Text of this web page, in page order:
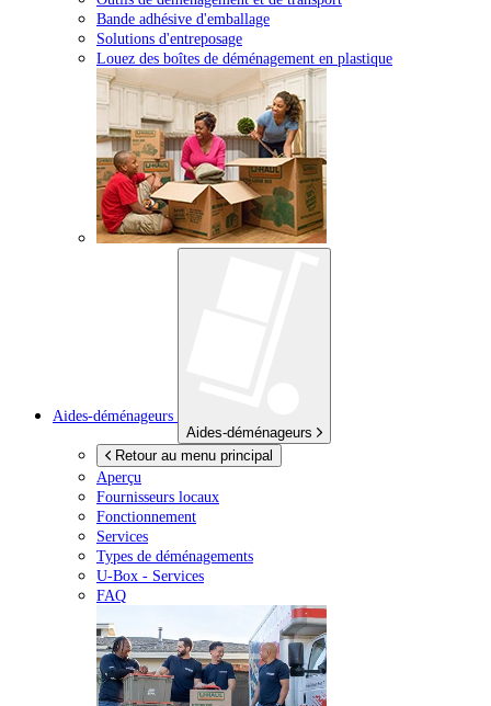
Bande adhésive d'emballage
Solutions d'entreposage
Louez des boîtes de déménagement en plastique
Aides-déménageurs
Aides-déménageurs
Retour au menu principal
Aperçu
Fournisseurs locaux
Fonctionnement
Services
Types de déménagements
U-Box - Services
FAQ